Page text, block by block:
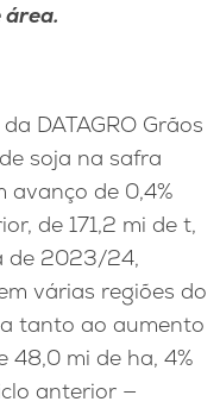
área.
DATAGRO Grãos
soja na safra
avanço de 0,4%
de 171,2 mi de t,
de 2023/24,
várias regiões do
tanto ao aumento
mi de ha, 4%
anterior —